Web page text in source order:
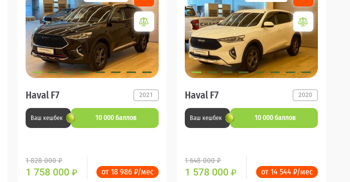
Haval F7 2021
Ваш кешбек 10 000 баллов
1 828 000 ₽
1 758 000 ₽ от 18 986 ₽/мес
Haval F7 2020
Ваш кешбек 10 000 баллов
1 648 000 ₽
1 578 000 ₽ от 14 544 ₽/мес